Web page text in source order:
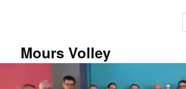
Mours Volley